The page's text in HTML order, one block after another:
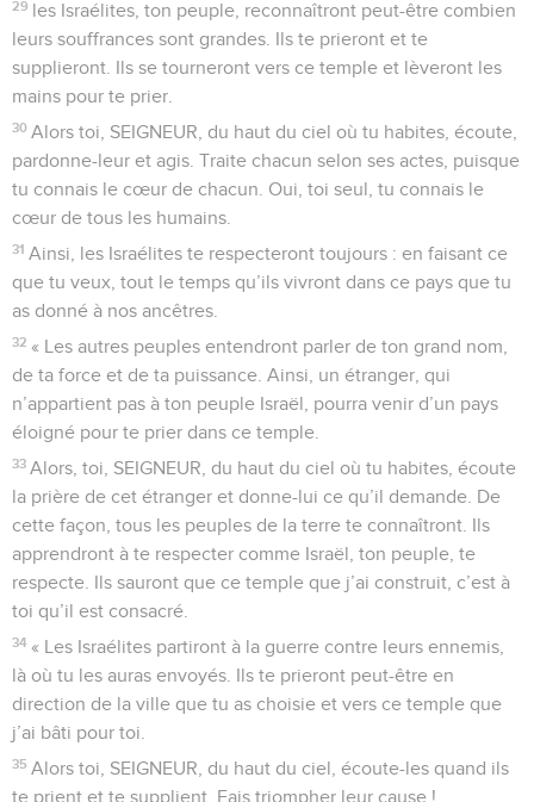
29 les Israélites, ton peuple, reconnaîtront peut-être combien
leurs souffrances sont grandes. Ils te prieront et te
supplieront. Ils se tourneront vers ce temple et lèveront les
mains pour te prier.
30 Alors toi, SEIGNEUR, du haut du ciel où tu habites, écoute,
pardonne-leur et agis. Traite chacun selon ses actes, puisque
tu connais le cœur de chacun. Oui, toi seul, tu connais le
cœur de tous les humains.
31 Ainsi, les Israélites te respecteront toujours : en faisant ce
que tu veux, tout le temps qu’ils vivront dans ce pays que tu
as donné à nos ancêtres.
32 « Les autres peuples entendront parler de ton grand nom,
de ta force et de ta puissance. Ainsi, un étranger, qui
n’appartient pas à ton peuple Israël, pourra venir d’un pays
éloigné pour te prier dans ce temple.
33 Alors, toi, SEIGNEUR, du haut du ciel où tu habites, écoute
la prière de cet étranger et donne-lui ce qu’il demande. De
cette façon, tous les peuples de la terre te connaîtront. Ils
apprendront à te respecter comme Israël, ton peuple, te
respecte. Ils sauront que ce temple que j’ai construit, c’est à
toi qu’il est consacré.
34 « Les Israélites partiront à la guerre contre leurs ennemis,
là où tu les auras envoyés. Ils te prieront peut-être en
direction de la ville que tu as choisie et vers ce temple que
j’ai bâti pour toi.
35 Alors toi, SEIGNEUR, du haut du ciel, écoute-les quand ils
te prient et te supplient. Fais triompher leur cause !